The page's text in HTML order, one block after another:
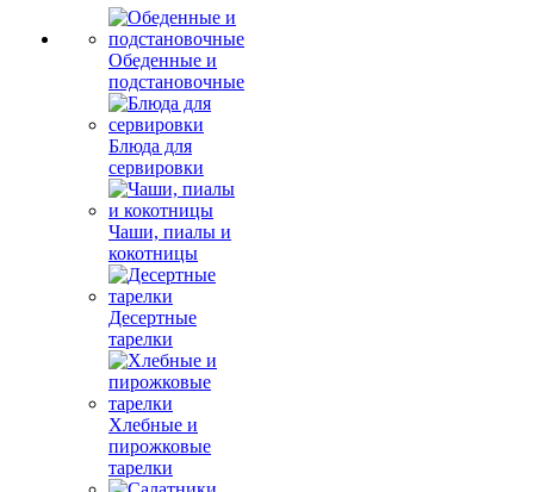
Обеденные и
подстановочные
Блюда для
сервировки
Чаши, пиалы и
кокотницы
Десертные
тарелки
Хлебные и
пирожковые
тарелки